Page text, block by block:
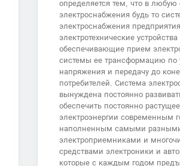
определяется тем, что в любую
электроснабжения будь то
электроснабжения
электротехнические
обеспечивающие прием
системы ее трансформацию по
напряжения и передачу до
потребителей. Система
вынуждена постоянно
обеспечить постоянно
электроэнергии современным
наполненным самыми
электроприемниками и
средствами электроники и
которые с каждым годом